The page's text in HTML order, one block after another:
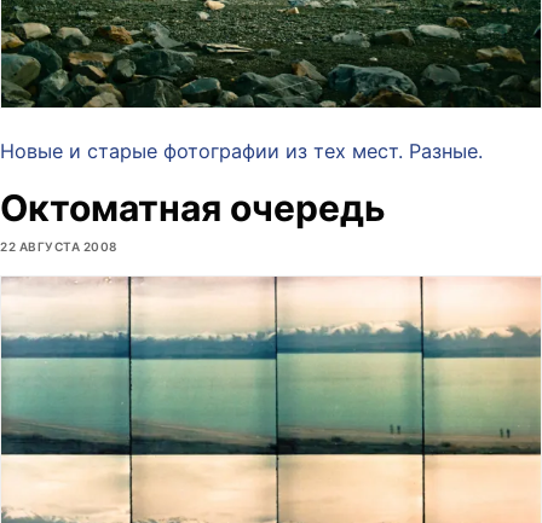
Новые и старые фотографии из тех мест. Разные.
Октоматная очередь
22 АВГУСТА 2008